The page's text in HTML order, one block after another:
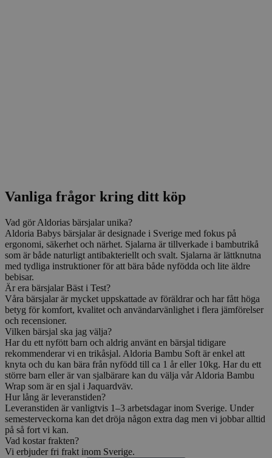
Vanliga frågor kring ditt köp
Vad gör Aldorias bärsjalar unika?
Aldoria Babys bärsjalar är designade i Sverige med fokus på
ergonomi, säkerhet och närhet. Sjalarna är tillverkade i bambutrikå
som är både naturligt antibakteriellt och svalt. Sjalarna är lättknutna
med tydliga instruktioner för att bära både nyfödda och lite äldre
bebisar.
Är era bärsjalar Bäst i Test?
Våra bärsjalar är mycket uppskattade av föräldrar och har fått höga
betyg för komfort, kvalitet och användarvänlighet i flera jämförelser
och recensioner.
Vilken bärsjal ska jag välja?
Har du ett nyfött barn och aldrig använt en bärsjal tidigare
rekommenderar vi en trikåsjal. Aldoria Bambu Soft är enkel att
knyta och du kan bära från nyfödd till ca 1 år eller 10kg. Har du ett
större barn eller är van sjalbärare kan du välja vår Aldoria Bambu
Wrap som är en sjal i Jaquardväv.
Hur lång är leveranstiden?
Leveranstiden är vanligtvis 1–3 arbetsdagar inom Sverige. Under
semesterveckorna kan det dröja någon extra dag men vi jobbar alltid
på så fort vi kan.
Vad kostar frakten?
Vi erbjuder fri frakt inom Sverige.